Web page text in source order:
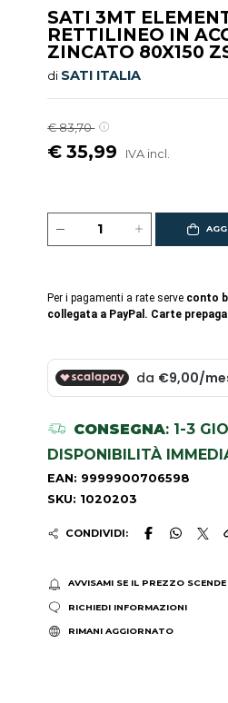
SATI 3MT
RETTILINEO IN
ZINCATO 80X150
di SATI ITALIA
€ 83,70
€ 35,99 IVA incl.
Per i pagamenti a rate serve conto
collegata a PayPal. Carte
CONSEGNA: 1-3
DISPONIBILITÀ
EAN: 9999900706598
SKU: 1020203
CONDIVIDI:
AVVISAMI SE IL PREZZO SCENDE
RICHIEDI INFORMAZIONI
RIMANI AGGIORNATO